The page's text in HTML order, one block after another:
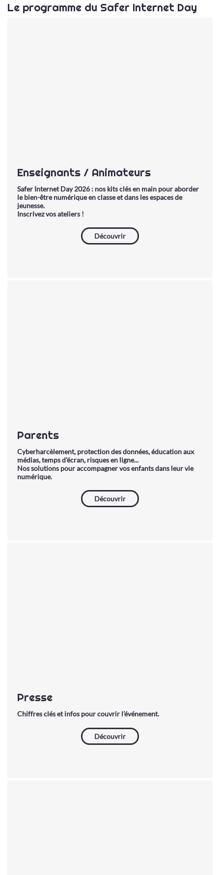
Le programme du Safer Internet Day
Enseignants / Animateurs
Safer Internet Day 2026 : nos kits clés en main pour aborder
le bien-être numérique en classe et dans les espaces de
jeunesse.
Inscrivez vos ateliers !
Découvrir
Parents
Cyberharcèlement, protection des données, éducation aux
médias, temps d'écran, risques en ligne...
Nos solutions pour accompagner vos enfants dans leur vie
numérique.
Découvrir
Presse
Chiffres clés et infos pour couvrir l’événement.
Découvrir